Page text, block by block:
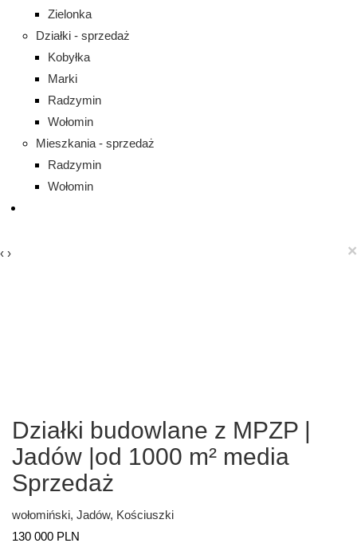
Zielonka
Działki - sprzedaż
Kobyłka
Marki
Radzymin
Wołomin
Mieszkania - sprzedaż
Radzymin
Wołomin
‹ › ×
Działki budowlane z MPZP |
Jadów |od 1000 m² media
Sprzedaż
wołomiński, Jadów, Kościuszki
130 000 PLN